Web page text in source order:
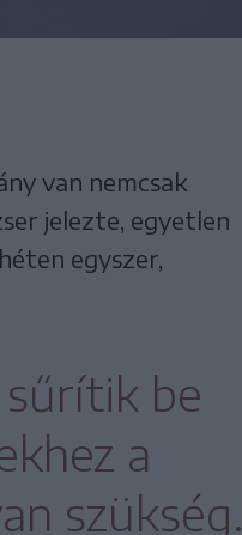
van nemcsak
jelezte, egyetlen
egyszer,
be
a
szükség.